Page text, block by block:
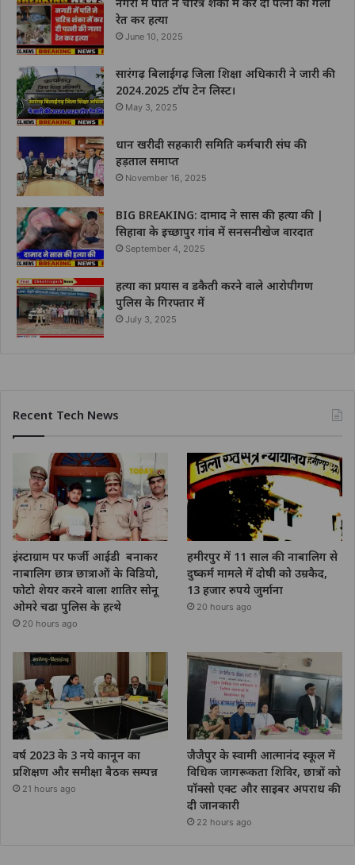
रेत कर हत्या
June 10, 2025
सारंगढ़ बिलाईगढ़ जिला शिक्षा अधिकारी ने जारी की
2024.2025 टॉप टेन लिस्ट।
May 3, 2025
धान खरीदी सहकारी समिति कर्मचारी संघ की
हड़ताल समाप्त
November 16, 2025
BIG BREAKING: दामाद ने सास की हत्या की |
सिहावा के इच्छापुर गांव में सनसनीखेज वारदात
September 4, 2025
हत्या का प्रयास व डकैती करने वाले आरोपीगण
पुलिस के गिरफ्तार में
July 3, 2025
Recent Tech News
इंस्टाग्राम पर फर्जी आईडी बनाकर
नाबालिग छात्र छात्राओं के विडियो,
फोटो शेयर करने वाला शातिर सोनू
ओमरे चढा पुलिस के हत्थे
20 hours ago
हमीरपुर में 11 साल की नाबालिग से
दुष्कर्म मामले में दोषी को उम्रकैद,
13 हजार रुपये जुर्माना
20 hours ago
वर्ष 2023 के 3 नये कानून का
प्रशिक्षण और समीक्षा बैठक सम्पन्न
21 hours ago
जैजैपुर के स्वामी आत्मानंद स्कूल में
विधिक जागरूकता शिविर, छात्रों को
पॉक्सो एक्ट और साइबर अपराध की
दी जानकारी
22 hours ago